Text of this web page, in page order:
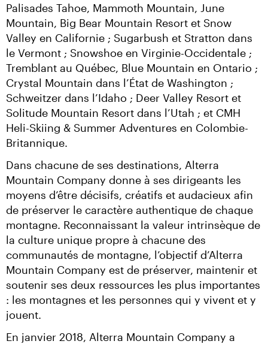
Palisades Tahoe, Mammoth Mountain, June
Mountain, Big Bear Mountain Resort et Snow
Valley en Californie ; Sugarbush et Stratton dans
le Vermont ; Snowshoe en Virginie-Occidentale ;
Tremblant au Québec, Blue Mountain en Ontario ;
Crystal Mountain dans l’État de Washington ;
Schweitzer dans l’Idaho ; Deer Valley Resort et
Solitude Mountain Resort dans l’Utah ; et CMH
Heli-Skiing & Summer Adventures en Colombie-
Britannique.
Dans chacune de ses destinations, Alterra
Mountain Company donne à ses dirigeants les
moyens d’être décisifs, créatifs et audacieux afin
de préserver le caractère authentique de chaque
montagne. Reconnaissant la valeur intrinsèque de
la culture unique propre à chacune des
communautés de montagne, l’objectif d’Alterra
Mountain Company est de préserver, maintenir et
soutenir ses deux ressources les plus importantes
: les montagnes et les personnes qui y vivent et y
jouent.
En janvier 2018, Alterra Mountain Company a